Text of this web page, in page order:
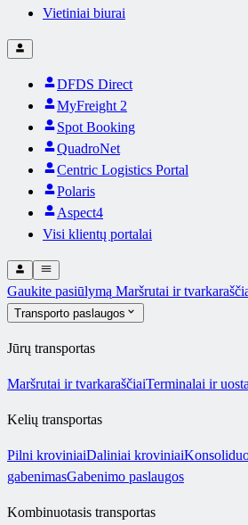
Vietiniai biurai
DFDS Direct
MyFreight 2
Spot Booking
QuadroNet
Centric Logistics Portal
Polaris
Aspect4
Visi klientų portalai
Gaukite pasiūlymą Maršrutai ir
Transporto paslaugos
Jūrų transportas
Maršrutai ir tvarkaraščiaiTerminalai ir
Kelių transportas
Pilni kroviniaiDaliniai kroviniai
gabenimasGabenimo paslaugos
Kombinuotasis transportas